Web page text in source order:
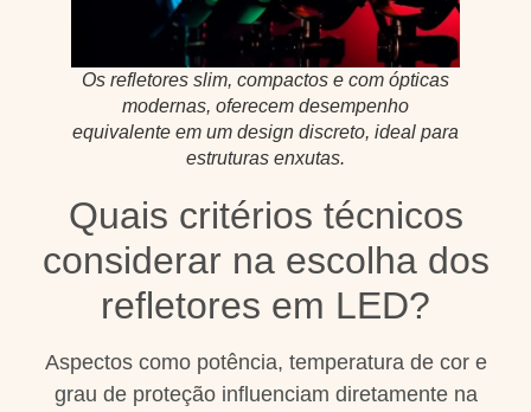
Os refletores slim, compactos e com ópticas
modernas, oferecem desempenho
equivalente em um design discreto, ideal para
estruturas enxutas.
Quais critérios técnicos
considerar na escolha dos
refletores em LED?
Aspectos como potência, temperatura de cor e
grau de proteção influenciam diretamente na